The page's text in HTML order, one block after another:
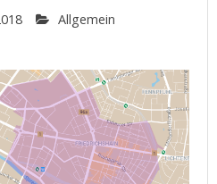
Allgemein